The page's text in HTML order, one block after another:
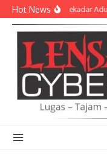
Lewati ke konten
Hot NewsBukan Sekadar Adu